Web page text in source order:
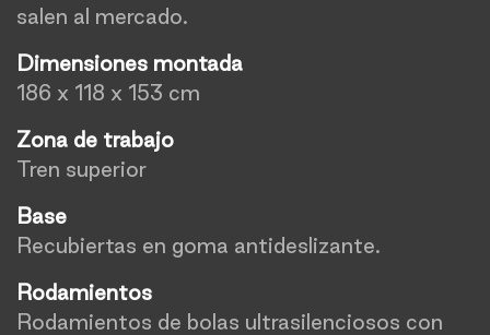
salen al mercado.
Dimensiones montada
186 x 118 x 153 cm
Zona de trabajo
Tren superior
Base
Recubiertas en goma antideslizante.
Rodamientos
Rodamientos de bolas ultrasilenciosos con